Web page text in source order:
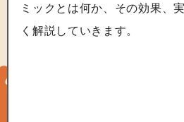
ミックとは何か、その効果、
く解説していきます。